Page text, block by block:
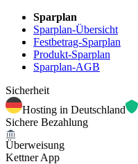
Sparplan
Sparplan-Übersicht
Festbetrag-Sparplan
Produkt-Sparplan
Sparplan-AGB
Sicherheit
Hosting in Deutschland
Sichere Bezahlung
Überweisung
Kettner App